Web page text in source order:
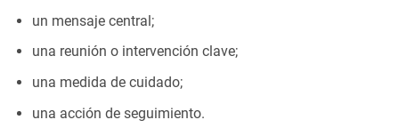
un mensaje central;
una reunión o intervención clave;
una medida de cuidado;
una acción de seguimiento.